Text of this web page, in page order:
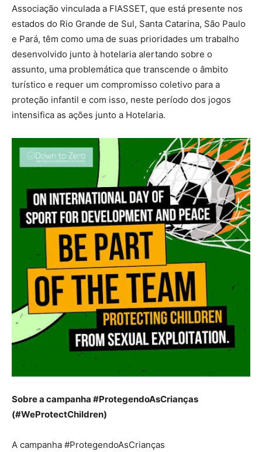
Associação vinculada a FIASSET, que está presente nos
estados do Rio Grande de Sul, Santa Catarina, São Paulo
e Pará, têm como uma de suas prioridades um trabalho
desenvolvido junto à hotelaria alertando sobre o
assunto, uma problemática que transcende o âmbito
turístico e requer um compromisso coletivo para a
proteção infantil e com isso, neste período dos jogos
intensifica as ações junto a Hotelaria.
Sobre a campanha #ProtegendoAsCrianças
(#WeProtectChildren)
A campanha #ProtegendoAsCrianças